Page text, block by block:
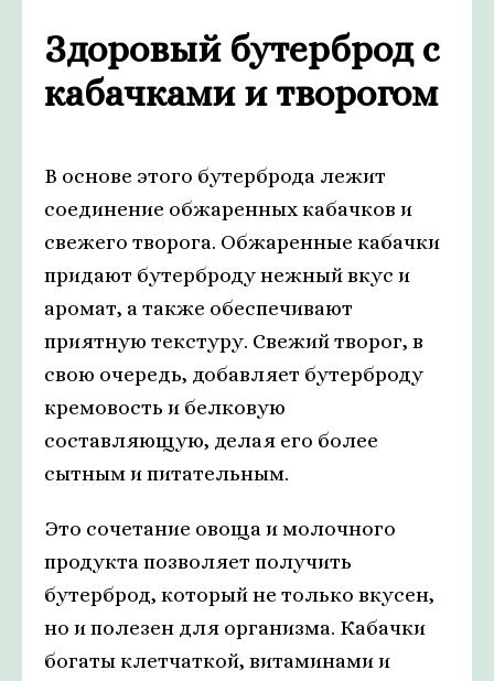
Здоровый бутерброд с
кабачками и творогом
В основе этого бутерброда лежит
соединение обжаренных кабачков и
свежего творога. Обжаренные кабачки
придают бутерброду нежный вкус и
аромат, а также обеспечивают
приятную текстуру. Свежий творог, в
свою очередь, добавляет бутерброду
кремовость и белковую
составляющую, делая его более
сытным и питательным.
Это сочетание овоща и молочного
продукта позволяет получить
бутерброд, который не только вкусен,
но и полезен для организма. Кабачки
богаты клетчаткой, витаминами и